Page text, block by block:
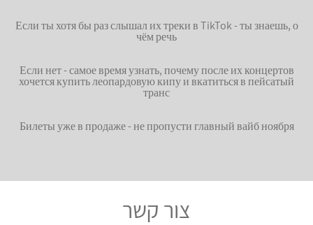
Если ты хотя бы раз слышал их треки в TikTok - ты знаешь, о
чём речь
Если нет - самое время узнать, почему после их концертов
хочется купить леопардовую кипу и вкатиться в пейсатый
транс
Билеты уже в продаже - не пропусти главный вайб ноября
צור קשר